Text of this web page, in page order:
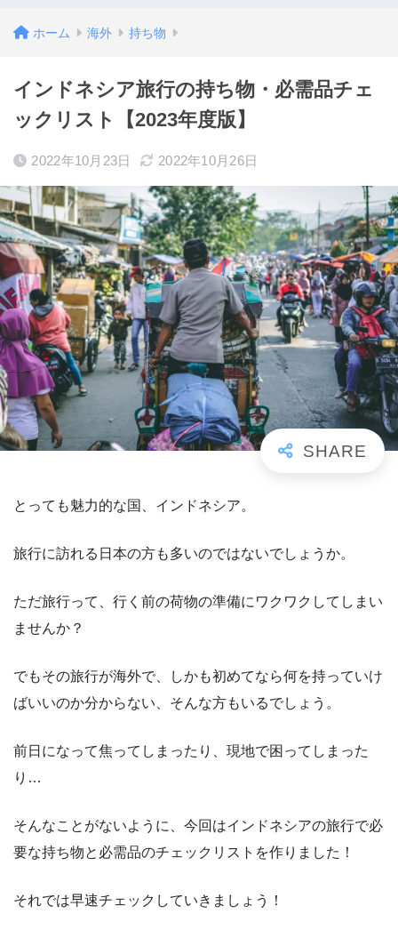
ホーム 海外 持ち物
インドネシア旅行の持ち物・必需品チェ
ックリスト【2023年度版】
2022年10月23日 2022年10月26日
とっても魅力的な国、インドネシア。
旅行に訪れる日本の方も多いのではないでしょうか。
ただ旅行って、行く前の荷物の準備にワクワクしてしまい
ませんか？
でもその旅行が海外で、しかも初めてなら何を持っていけ
ばいいのか分からない、そんな方もいるでしょう。
前日になって焦ってしまったり、現地で困ってしまった
り…
そんなことがないように、今回はインドネシアの旅行で必
要な持ち物と必需品のチェックリストを作りました！
それでは早速チェックしていきましょう！